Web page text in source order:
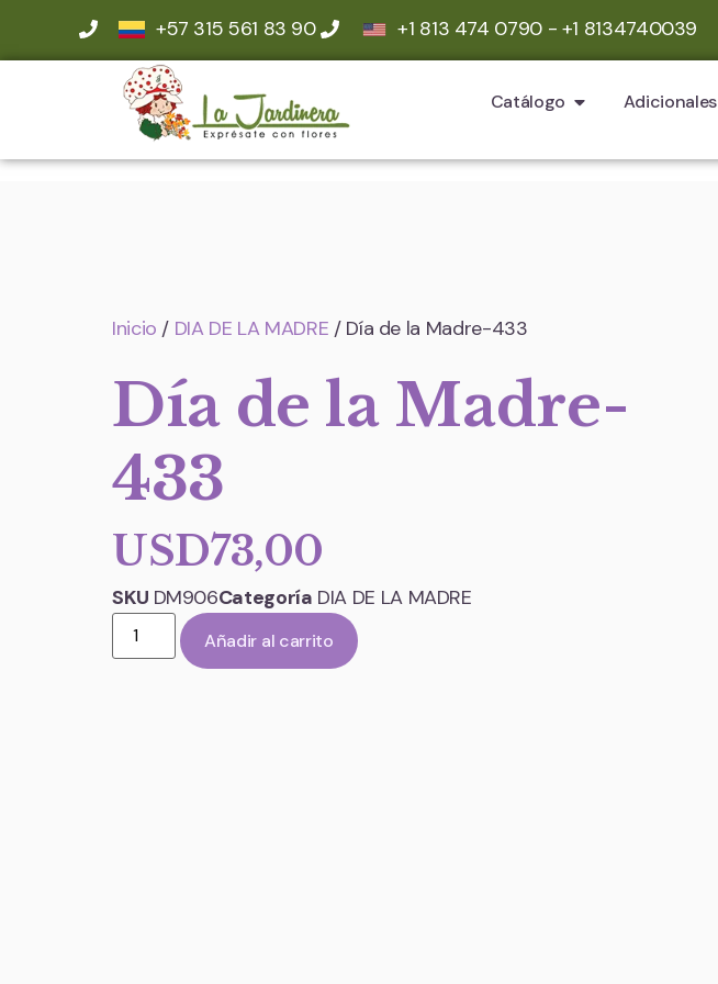
+57 315 561 83 90 +1 813 474 0790 - +1 8134740039
Catálogo Adicionales
Inicio / DIA DE LA MADRE / Día de la Madre-433
Día de la Madre-
433
USD73,00
SKU DM906Categoría DIA DE LA MADRE
Añadir al carrito